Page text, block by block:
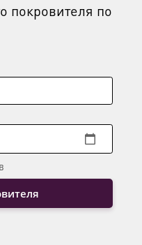
покровителя по